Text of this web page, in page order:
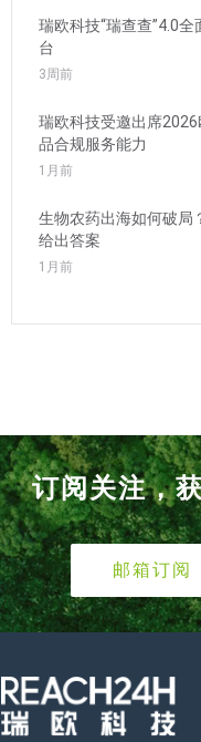
瑞欧科技“瑞查查”4.0
台
3周前
瑞欧科技受邀出席
品合规服务能力
1月前
生物农药出海如何破局
给出答案
1月前
订阅关注，
邮箱订阅